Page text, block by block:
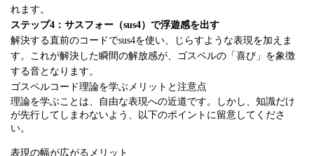
れます。
ステップ4：サスフォー（sus4）で浮遊感を出す
解決する直前のコードでsus4を使い、じらすような表現を加えま
す。これが解決した瞬間の解放感が、ゴスペルの「喜び」を象徴
する音となります。
ゴスペルコード理論を学ぶメリットと注意点
理論を学ぶことは、自由な表現への近道です。しかし、知識だけ
が先行してしまわないよう、以下のポイントに留意してくださ
い。
表現の幅が広がるメリット